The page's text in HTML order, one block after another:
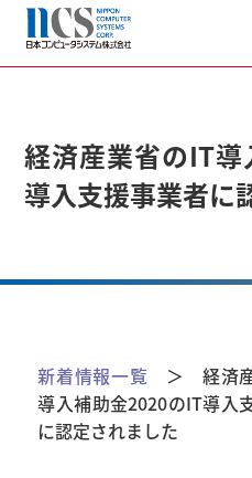
経済産業省のIT
導入支援事業者に
新着情報一覧 ＞ 経済
導入補助金2020のIT導入
に認定されました